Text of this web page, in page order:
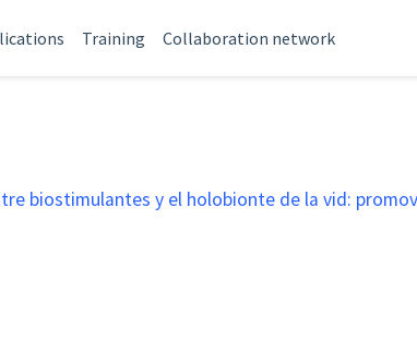
Training Collaboration network
biostimulantes y el holobionte de la vid: